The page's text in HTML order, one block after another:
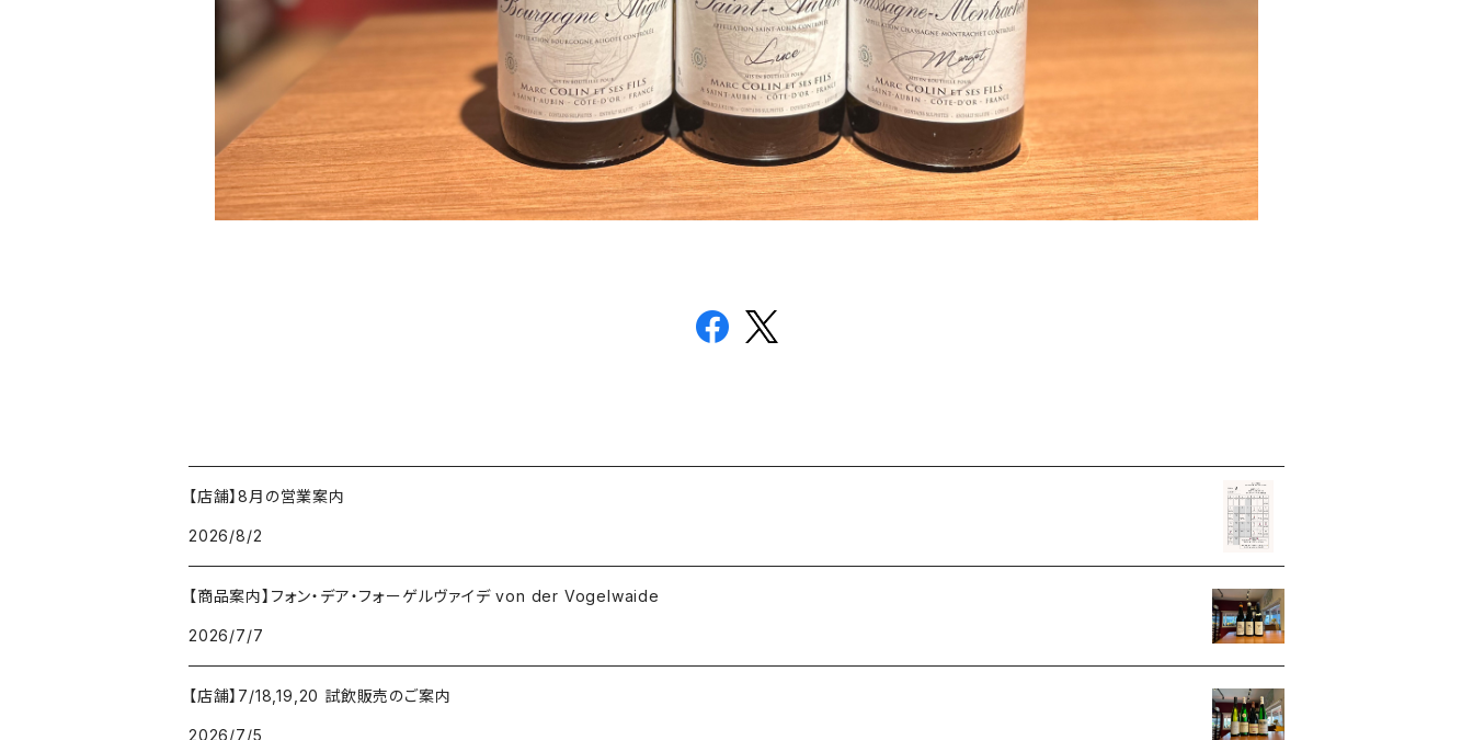
【店舗】8月の営業案内
2026/8/2
【商品案内】フォン・デア・フォーゲルヴァイデ von der Vogelwaide
2026/7/7
【店舗】7/18,19,20 試飲販売のご案内
2026/7/5